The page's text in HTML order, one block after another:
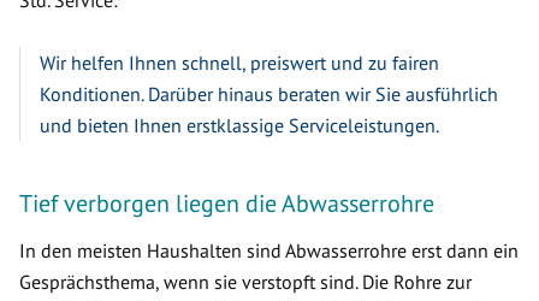
Wir helfen Ihnen schnell, preiswert und zu fairen
Konditionen. Darüber hinaus beraten wir Sie ausführlich
und bieten Ihnen erstklassige Serviceleistungen.
Tief verborgen liegen die Abwasserrohre
In den meisten Haushalten sind Abwasserrohre erst dann ein
Gesprächsthema, wenn sie verstopft sind. Die Rohre zur